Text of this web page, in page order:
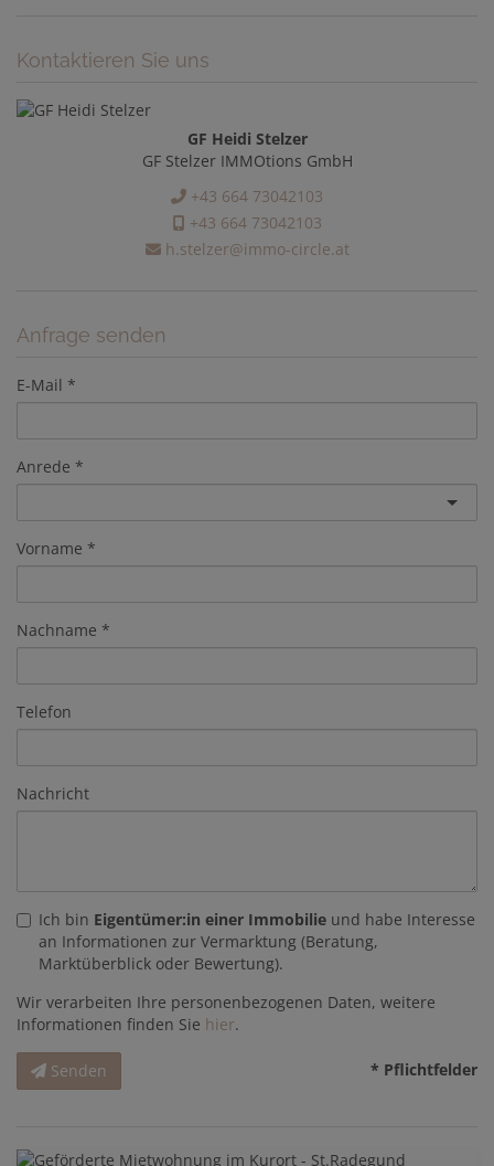
Kontaktieren Sie uns
GF Heidi Stelzer
GF Stelzer IMMOtions GmbH
+43 664 73042103
+43 664 73042103
h.stelzer@immo-circle.at
Anfrage senden
E-Mail
Anrede
Vorname
Nachname
Telefon
Nachricht
Ich bin Eigentümer:in einer Immobilie und habe Interesse
an Informationen zur Vermarktung (Beratung,
Marktüberblick oder Bewertung).
Wir verarbeiten Ihre personenbezogenen Daten, weitere
Informationen finden Sie hier.
Senden * Pflichtfelder